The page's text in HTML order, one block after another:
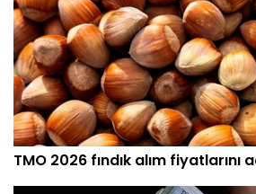
TMO 2026 fındık alım fiyatlarını